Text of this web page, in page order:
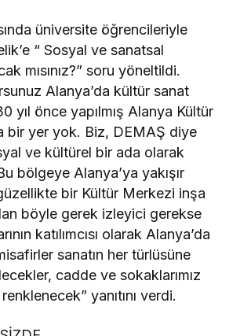
üniversite öğrencileriyle
“ Sosyal ve sanatsal
mısınız?” soru yöneltildi.
Alanya’da kültür sanat
yıl önce yapılmış Alanya Kültür
bir yer yok. Biz, DEMAŞ diye
ve kültürel bir ada olarak
bölgeye Alanya’ya yakışır
bir Kültür Merkezi inşa
böyle gerek izleyici gerekse
katılımcısı olarak Alanya’da
sanatın her türlüsüne
cadde ve sokaklarımız
yanıtını verdi.